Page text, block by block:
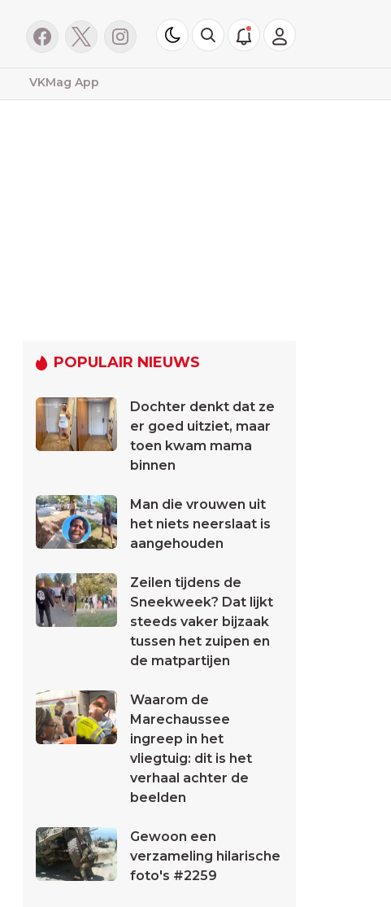
VKMag App
POPULAIR NIEUWS
Dochter denkt dat ze
er goed uitziet, maar
toen kwam mama
binnen
Man die vrouwen uit
het niets neerslaat is
aangehouden
Zeilen tijdens de
Sneekweek? Dat lijkt
steeds vaker bijzaak
tussen het zuipen en
de matpartijen
Waarom de
Marechaussee
ingreep in het
vliegtuig: dit is het
verhaal achter de
beelden
Gewoon een
verzameling hilarische
foto's #2259